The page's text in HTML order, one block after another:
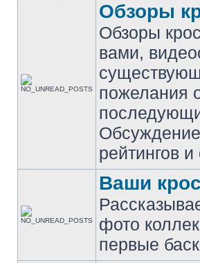
Обзоры
Обзоры
вами,
пожелания
рейтингов и
Ваши
фото
первые